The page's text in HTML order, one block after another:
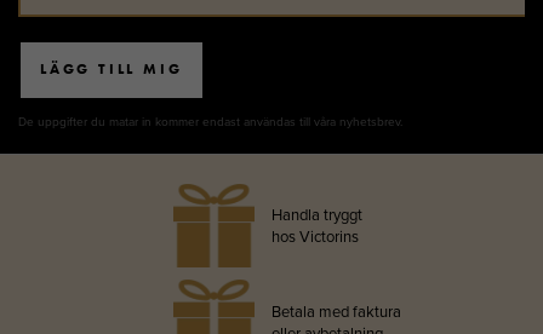
LÄGG TILL MIG
De uppgifter du matar in kommer endast användas till våra nyhetsbrev.
Handla tryggt
hos Victorins
Betala med faktura